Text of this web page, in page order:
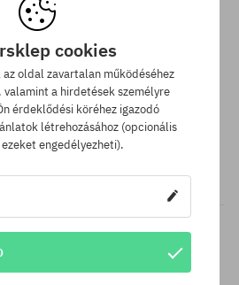
hűségprogram
köszönhetően minden olyan
jár kedvezmény, a számládon a
cookies
az oldal zavartalan működéséhez
valamint a hirdetések személyre
érdeklődési köréhez igazodó
létrehozásához (opcionális
engedélyezheti).